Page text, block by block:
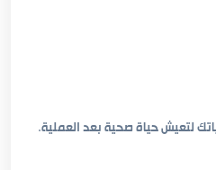
لتعيش حياة صحية بعد العملية.